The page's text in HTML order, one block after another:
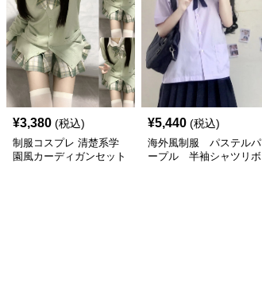
¥3,380 (税込)
制服コスプレ 清楚系学
園風カーディガンセット
¥5,440 (税込)
海外風制服 パステルパ
ープル 半袖シャツリボ